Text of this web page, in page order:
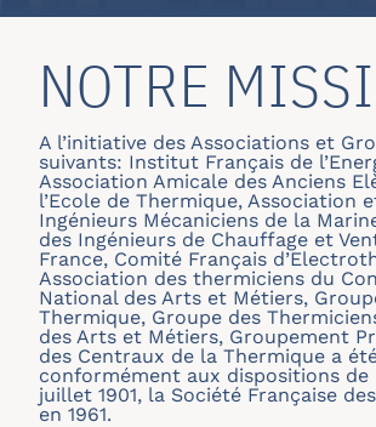
NOTRE
A l’initiative des Associations et
suivants: Institut Français de
Association Amicale des Anciens
l’Ecole de Thermique, Association
Ingénieurs Mécaniciens de la
des Ingénieurs de Chauffage et
France, Comité Français
Association des thermiciens du
National des Arts et Métiers,
Thermique, Groupe des
des Arts et Métiers, Groupement
des Centraux de la Thermique a
conformément aux dispositions de
juillet 1901, la Société Française
en 1961.